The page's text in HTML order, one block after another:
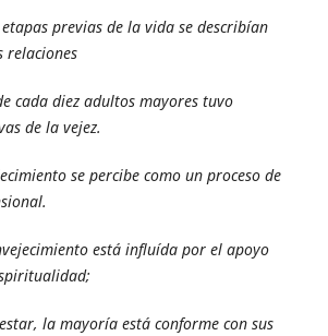
previas de la vida se describían
relaciones
cada diez adultos mayores tuvo
de la vejez.
se percibe como un proceso de
está influída por el apoyo
la mayoría está conforme con sus